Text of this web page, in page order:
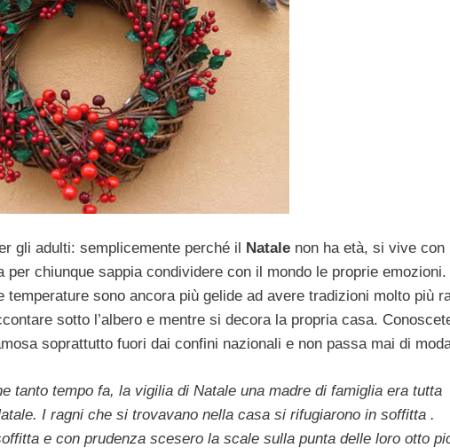
gli adulti: semplicemente perché il Natale non ha età, si vive con
chiunque sappia condividere con il mondo le proprie emozioni.
sono ancora più gelide ad avere tradizioni molto più
sotto l’albero e mentre si decora la propria casa.
soprattutto fuori dai confini nazionali e non passa mai di
tanto tempo fa, la vigilia di Natale una madre di famiglia era tutta
I ragni che si trovavano nella casa si rifugiarono in soffitta .
e con prudenza scesero la scale sulla punta delle loro otto